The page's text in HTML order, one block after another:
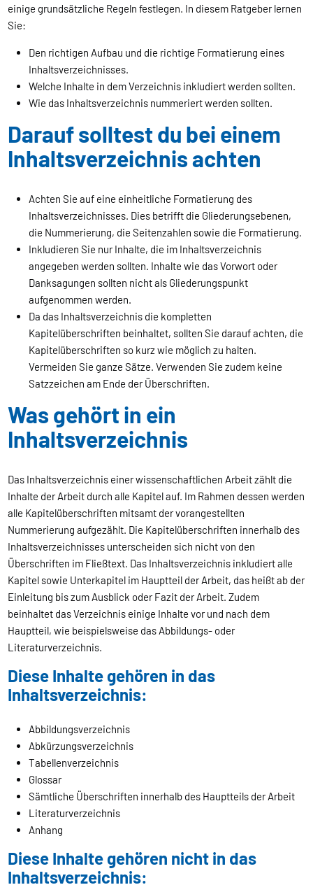
einige grundsätzliche Regeln festlegen. In diesem Ratgeber lernen
Sie:
Den richtigen Aufbau und die richtige Formatierung eines
Inhaltsverzeichnisses.
Welche Inhalte in dem Verzeichnis inkludiert werden sollten.
Wie das Inhaltsverzeichnis nummeriert werden sollten.
Darauf solltest du bei einem
Inhaltsverzeichnis achten
Achten Sie auf eine einheitliche Formatierung des
Inhaltsverzeichnisses. Dies betrifft die Gliederungsebenen,
die Nummerierung, die Seitenzahlen sowie die Formatierung.
Inkludieren Sie nur Inhalte, die im Inhaltsverzeichnis
angegeben werden sollten. Inhalte wie das Vorwort oder
Danksagungen sollten nicht als Gliederungspunkt
aufgenommen werden.
Da das Inhaltsverzeichnis die kompletten
Kapitelüberschriften beinhaltet, sollten Sie darauf achten, die
Kapitelüberschriften so kurz wie möglich zu halten.
Vermeiden Sie ganze Sätze. Verwenden Sie zudem keine
Satzzeichen am Ende der Überschriften.
Was gehört in ein
Inhaltsverzeichnis
Das Inhaltsverzeichnis einer wissenschaftlichen Arbeit zählt die
Inhalte der Arbeit durch alle Kapitel auf. Im Rahmen dessen werden
alle Kapitelüberschriften mitsamt der vorangestellten
Nummerierung aufgezählt. Die Kapitelüberschriften innerhalb des
Inhaltsverzeichnisses unterscheiden sich nicht von den
Überschriften im Fließtext. Das Inhaltsverzeichnis inkludiert alle
Kapitel sowie Unterkapitel im Hauptteil der Arbeit, das heißt ab der
Einleitung bis zum Ausblick oder Fazit der Arbeit. Zudem
beinhaltet das Verzeichnis einige Inhalte vor und nach dem
Hauptteil, wie beispielsweise das Abbildungs- oder
Literaturverzeichnis.
Diese Inhalte gehören in das
Inhaltsverzeichnis:
Abbildungsverzeichnis
Abkürzungsverzeichnis
Tabellenverzeichnis
Glossar
Sämtliche Überschriften innerhalb des Hauptteils der Arbeit
Literaturverzeichnis
Anhang
Diese Inhalte gehören nicht in das
Inhaltsverzeichnis: